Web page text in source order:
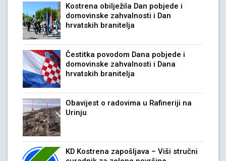
Kostrena obilježila Dan pobjede i
domovinske zahvalnosti i Dan
hrvatskih branitelja
Čestitka povodom Dana pobjede i
domovinske zahvalnosti i Dana
hrvatskih branitelja
Obavijest o radovima u Rafineriji na
Urinju
KD Kostrena zapošljava – Viši stručni